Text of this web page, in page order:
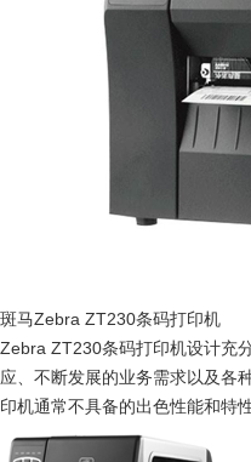
斑马Zebra ZT230条码打印机
Zebra ZT230条码打印机设计充
应、不断发展的业务需求以及各
印机通常不具备的出色性能和特性